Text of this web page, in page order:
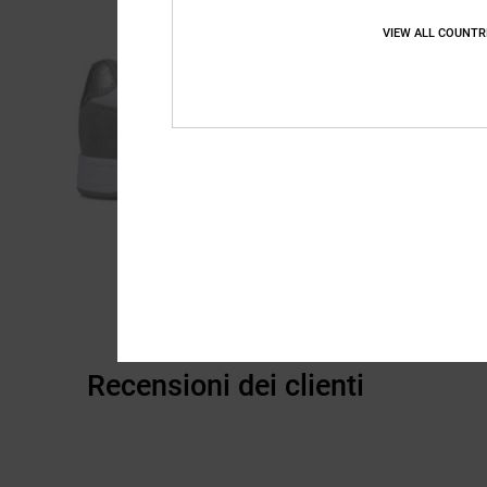
Recensioni dei clienti
VIEW ALL